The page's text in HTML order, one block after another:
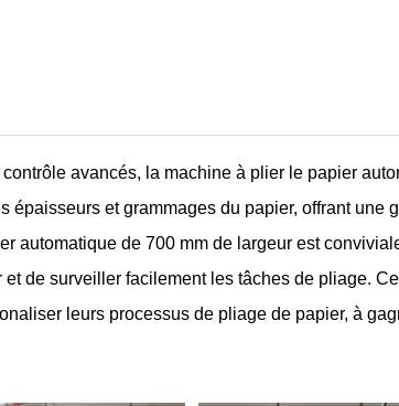
avancés, la machine à plier le papier
épaisseurs et grammages du papier, offrant une
automatique de 700 mm de largeur est
de surveiller facilement les tâches de pliage.
leurs processus de pliage de papier, à